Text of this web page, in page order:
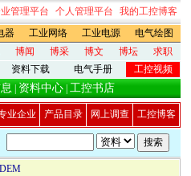
管理平台 个人管理平台
我的工控博客
器 工业网络 工业电源
电气绘图
博闻 博采 博文 博坛
求职
资料下载 电气手册 工控视频
资料中心 工控书店
业企业 产品目录 网上调查 工控博客